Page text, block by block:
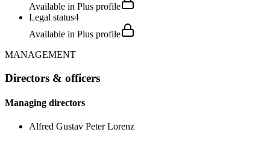
Available in Plus profile
Legal status4
Available in Plus profile
MANAGEMENT
Directors & officers
Managing directors
Alfred Gustav Peter Lorenz